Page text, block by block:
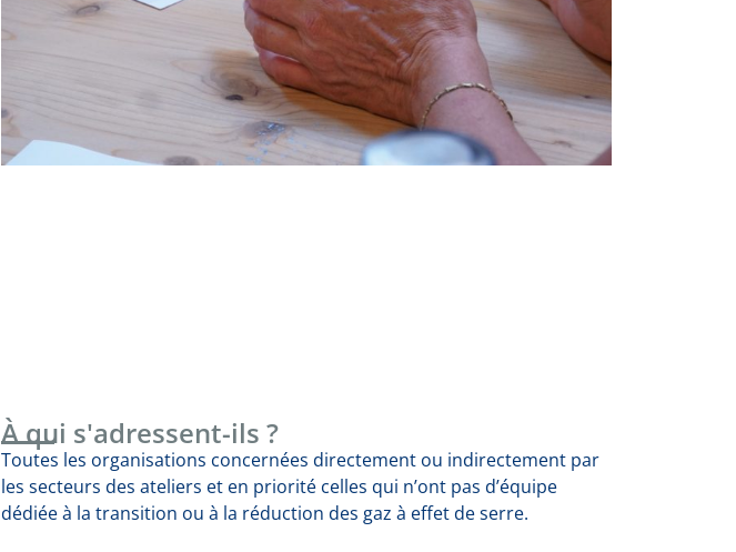
À qui s'adressent-ils ?
Toutes les organisations concernées directement ou indirectement par
les secteurs des ateliers et en priorité celles qui n’ont pas d’équipe
dédiée à la transition ou à la réduction des gaz à effet de serre.